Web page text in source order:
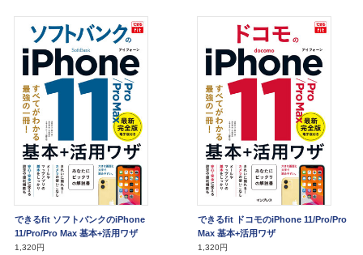
できるfit ソフトバンクのiPhone
11/Pro/Pro Max 基本+活用ワザ
1,320円
できるfit ドコモのiPhone 11/Pro/Pro
Max 基本+活用ワザ
1,320円